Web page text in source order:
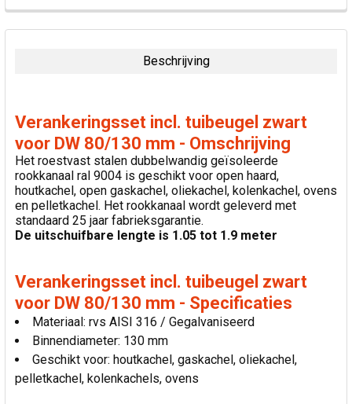
VAAK
SAMEN
VOEG
GESELECTEERDE
TOE AAN
WINKELWAGEN
Beschrijving
Verankeringsset incl. tuibeugel zwart
voor DW 80/130 mm - Omschrijving
Het roestvast stalen dubbelwandig geïsoleerde
rookkanaal ral 9004 is geschikt voor open haard,
houtkachel, open gaskachel, oliekachel, kolenkachel, ovens
en pelletkachel. Het rookkanaal wordt geleverd met
standaard 25 jaar fabrieksgarantie.
De uitschuifbare lengte is 1.05 tot 1.9 meter
Verankeringsset incl. tuibeugel zwart
voor DW 80/130 mm - Specificaties
Materiaal: rvs AISI 316 / Gegalvaniseerd
Binnendiameter: 130 mm
Geschikt voor: houtkachel, gaskachel, oliekachel,
pelletkachel, kolenkachels, ovens